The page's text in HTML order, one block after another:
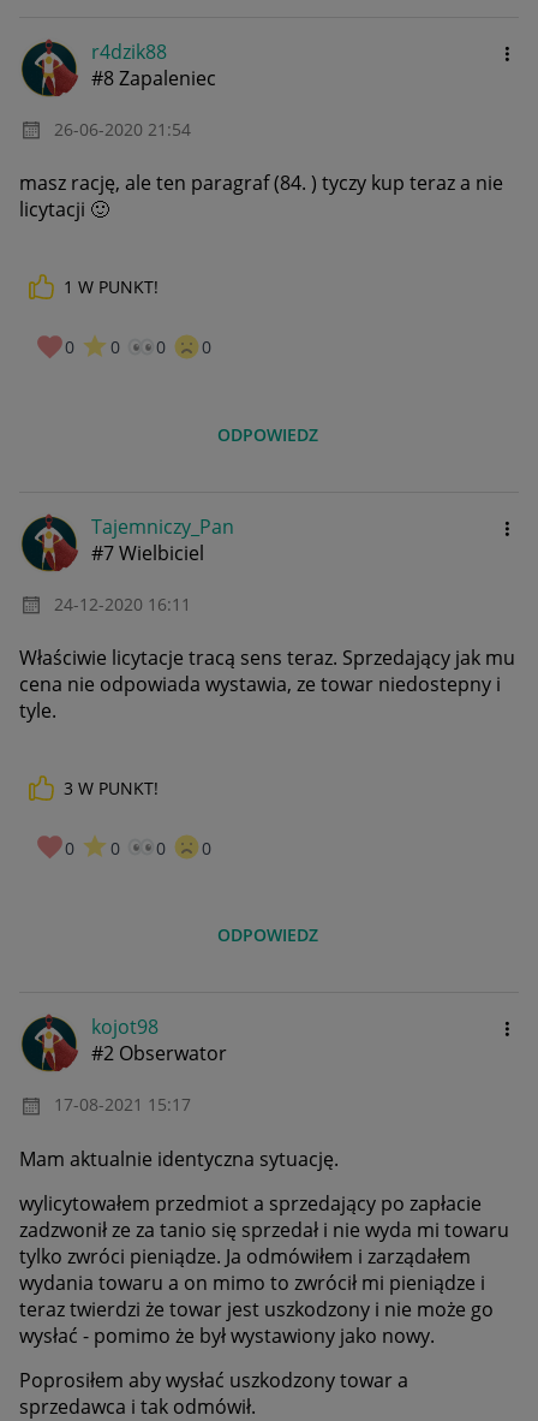
r4dzik88
#8 Zapaleniec
‎26-06-2020 21:54
masz rację, ale ten paragraf (84. ) tyczy kup teraz a nie
licytacji 🙂
1 W PUNKT!
0 0 0 0
ODPOWIEDZ
Tajemniczy_Pan
#7 Wielbiciel
‎24-12-2020 16:11
Właściwie licytacje tracą sens teraz. Sprzedający jak mu
cena nie odpowiada wystawia, ze towar niedostepny i
tyle.
3 W PUNKT!
0 0 0 0
ODPOWIEDZ
kojot98
#2 Obserwator
‎17-08-2021 15:17
Mam aktualnie identyczna sytuację.
wylicytowałem przedmiot a sprzedający po zapłacie
zadzwonił ze za tanio się sprzedał i nie wyda mi towaru
tylko zwróci pieniądze. Ja odmówiłem i zarządałem
wydania towaru a on mimo to zwrócił mi pieniądze i
teraz twierdzi że towar jest uszkodzony i nie może go
wysłać - pomimo że był wystawiony jako nowy.
Poprosiłem aby wysłać uszkodzony towar a
sprzedawca i tak odmówił.